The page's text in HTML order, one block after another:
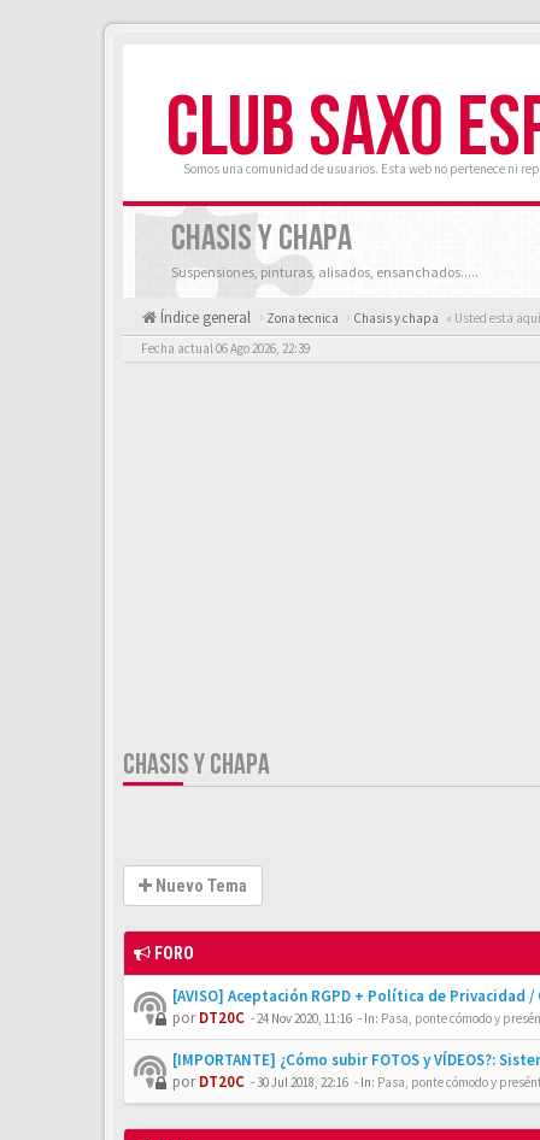
CLUB SAXO
Somos una comunidad de usuarios. Esta web no pertenece ni
CHASIS Y CHAPA
Suspensiones, pinturas, alisados, ensanchados.....
Índice general Zona tecnica Chasis y chapa « Usted esta aquí
Fecha actual 06 Ago 2026, 22:39
CHASIS Y CHAPA
Nuevo Tema
FORO
[AVISO] Aceptación RGPD + Política de Privacidad
porDT20C -24 Nov 2020, 11:16 - In: Pasa, ponte cómodo y
[IMPORTANTE] ¿Cómo subir FOTOS y VÍDEOS?:
porDT20C - 30 Jul 2018, 22:16 - In: Pasa, ponte cómodo y